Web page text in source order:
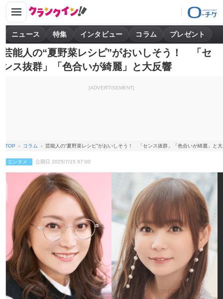
ニュース 特集 インタビュー コラム プレゼント
芸能人の“夏野菜レシピ”がおいしそう！ 「セ
ンス抜群」「色合いが綺麗」と大反響
[ADVERTISEMENT]
TOP コラム 芸能人の“夏野菜レシピ”がおいしそう！ 「センス抜群」「色合いが綺麗」と
エンタメ 公開日 2025/7/15 07:00